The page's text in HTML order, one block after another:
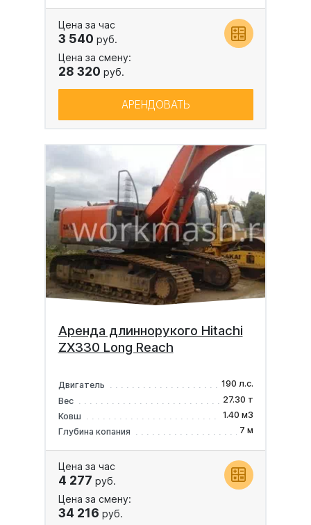
Цена за час
3 540 руб.
Цена за смену:
28 320 руб.
АРЕНДОВАТЬ
Аренда длиннорукого Hitachi
ZX330 Long Reach
Двигатель
190 л.с.
Вес
27.30 т
Ковш
1.40 м3
Глубина копания
7 м
Цена за час
4 277 руб.
Цена за смену:
34 216 руб.